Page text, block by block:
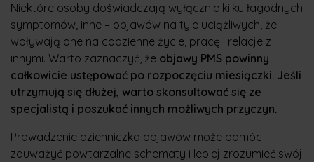
Niektóre osoby doświadczają wyłącznie kilku łagodnych
symptomów, inne – objawów na tyle uciążliwych, że
wpływają one na codzienne życie, pracę i relacje z
innymi. Warto zaznaczyć, że objawy PMS powinny
całkowicie ustępować po rozpoczęciu miesiączki. Jeśli
utrzymują się dłużej, warto skonsultować się ze
specjalistą i poszukać innych możliwych przyczyn.
Prowadzenie dzienniczka objawów może pomóc
zauważyć powtarzalne schematy i lepiej zrozumieć swój